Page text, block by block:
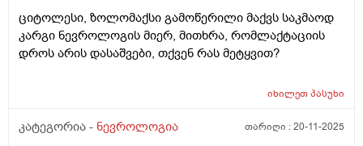
ციტოლესი, ზოლომაქსი გამოწერილი მაქვს საკმაოდ
კარგი ნევროლოგის მიერ, მითხრა, რომლაქტაციის
დროს არის დასაშვები, თქვენ რას მეტყვით?
იხილეთპასუხი
კატეგორია - ნევროლოგია თარიღი :20-11-2025